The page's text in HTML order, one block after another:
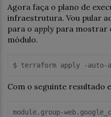
Agora faça o plano de
infraestrutura. Vou pular
para o apply para mostrar
módulo.
Com o seguinte resultado
module.group-